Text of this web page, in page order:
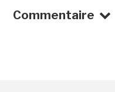
Commentaire